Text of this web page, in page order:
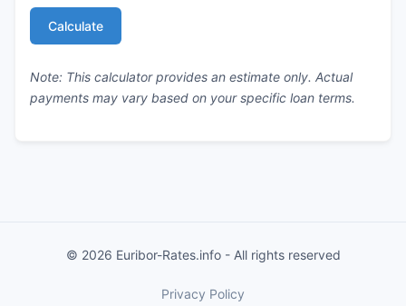
Calculate
Note: This calculator provides an estimate only. Actual
payments may vary based on your specific loan terms.
© 2026 Euribor-Rates.info - All rights reserved
Privacy Policy